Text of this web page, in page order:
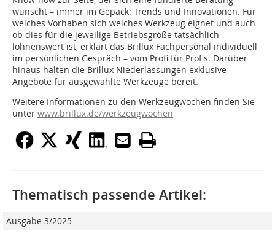
wünscht – immer im Gepäck: Trends und Innovationen. Für
welches Vorhaben sich welches Werkzeug eignet und auch
ob dies für die jeweilige Betriebsgröße tatsächlich
lohnenswert ist, erklärt das Brillux Fachpersonal individuell
im persönlichen Gespräch – vom Profi für Profis. Darüber
hinaus halten die Brillux Niederlassungen exklusive
Angebote für ausgewählte Werkzeuge bereit.
Weitere Informationen zu den Werkzeugwochen finden Sie
unter www.brillux.de/werkzeugwochen
Thematisch passende Artikel:
Ausgabe 3/2025